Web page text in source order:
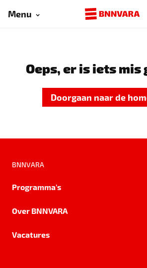
Menu
Oeps, er is iets mis
Doorgaan naar de
BNNVARA
Programma's
Over BNNVARA
Vacatures